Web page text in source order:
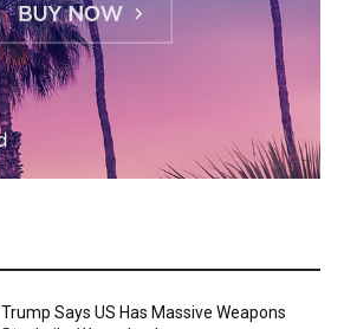
Trump Says US Has Massive Weapons